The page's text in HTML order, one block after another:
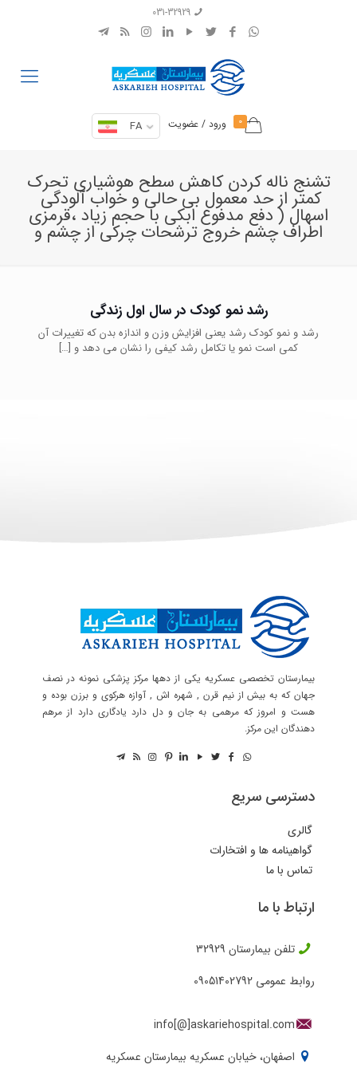
031-32929
0 ورود / عضویت FA
تشنج ناله كردن كاهش سطح هوشياري تحرك
كمتر از حد معمول بي حالي و خواب آلودگي
اسهال ( دفع مدفوع ابكي با حجم زياد ،قرمزي
اطراف چشم خروج ترشحات چركي از چشم و
رشد نمو کودک در سال اول زندگی
رشد و نمو کودک رشد یعنی افزایش وزن و اندازه بدن که تغییرات آن
کمی است نمو یا تکامل رشد کیفی را نشان می دهد و […]
بیمارستان تخصصی عسکریه یکی از دهها مرکز پزشکی نمونه در نصف
جهان که به بیش از نیم قرن , شهره اش , آوازه هرکوی و برزن بوده و
هست و امروز که مرهمی به جان و دل دارد یادگاری دارد از مرهم
دهندگان این مرکز.
دسترسی سریع
گالری
گواهینامه ها و افتخارات
تماس با ما
ارتباط با ما
تلفن بیمارستان 32929
روابط عمومی 09051402792
info[@]askariehospital.com
اصفهان، خیابان عسکریه بیمارستان عسکریه